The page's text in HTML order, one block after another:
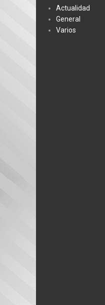
Actualidad
General
Varios